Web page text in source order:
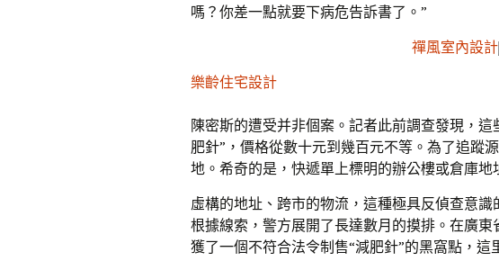
嗎？你差一點就要下病危告訴書了。”
禪風室內設計
樂齡住宅設計
陳密斯的遭受并非個案。記者此前調查發現，這
肥針”，價格從數十元到幾百元不等。為了追蹤
地。希奇的是，快遞單上標明的辦公樓或倉庫地
虛構的地址、跨市的物流，這種極具反偵查意識
根據線索，警方展開了長達數月的摸排。在廣
獲了一個不符合法令制售“減肥針”的黑窩點，這